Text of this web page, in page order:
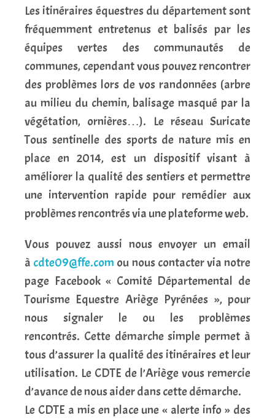
Les itinéraires équestres du département sont
fréquemment entretenus et balisés par les
équipes vertes des communautés de
communes, cependant vous pouvez rencontrer
des problèmes lors de vos randonnées (arbre
au milieu du chemin, balisage masqué par la
végétation, ornières…). Le réseau Suricate
Tous sentinelle des sports de nature mis en
place en 2014, est un dispositif visant à
améliorer la qualité des sentiers et permettre
une intervention rapide pour remédier aux
problèmes rencontrés via une plateforme web.
Vous pouvez aussi nous envoyer un email
à cdte09@ffe.com ou nous contacter via notre
page Facebook « Comité Départemental de
Tourisme Equestre Ariège Pyrénées », pour
nous signaler le ou les problèmes
rencontrés. Cette démarche simple permet à
tous d’assurer la qualité des itinéraires et leur
utilisation. Le CDTE de l’Ariège vous remercie
d’avance de nous aider dans cette démarche.
Le CDTE a mis en place une « alerte info » des